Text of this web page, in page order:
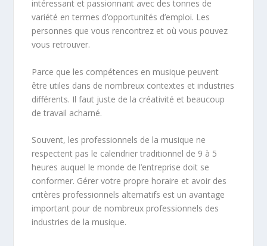
intéressant et passionnant avec des tonnes de
variété en termes d’opportunités d’emploi. Les
personnes que vous rencontrez et où vous pouvez
vous retrouver.
Parce que les compétences en musique peuvent
être utiles dans de nombreux contextes et industries
différents. Il faut juste de la créativité et beaucoup
de travail acharné.
Souvent, les professionnels de la musique ne
respectent pas le calendrier traditionnel de 9 à 5
heures auquel le monde de l’entreprise doit se
conformer. Gérer votre propre horaire et avoir des
critères professionnels alternatifs est un avantage
important pour de nombreux professionnels des
industries de la musique.